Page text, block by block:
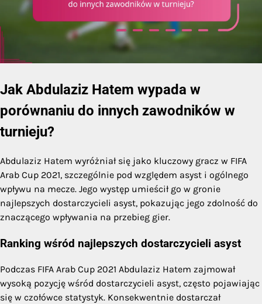
Jak Abdulaziz Hatem wypada w
porównaniu do innych zawodników w
turnieju?
Abdulaziz Hatem wyróżniał się jako kluczowy gracz w FIFA
Arab Cup 2021, szczególnie pod względem asyst i ogólnego
wpływu na mecze. Jego występ umieścił go w gronie
najlepszych dostarczycieli asyst, pokazując jego zdolność do
znaczącego wpływania na przebieg gier.
Ranking wśród najlepszych dostarczycieli asyst
Podczas FIFA Arab Cup 2021 Abdulaziz Hatem zajmował
wysoką pozycję wśród dostarczycieli asyst, często pojawiając
się w czołówce statystyk. Konsekwentnie dostarczał